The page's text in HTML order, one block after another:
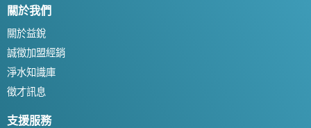
關於我們
關於益銳
誠徵加盟經銷
淨水知識庫
徵才訊息
支援服務